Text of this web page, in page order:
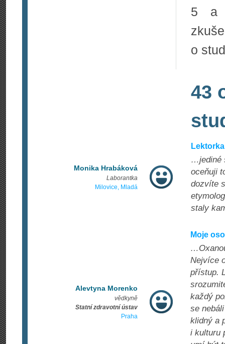
5 a
o
43
Monika Hrabáková
Laborantka
Milovice, Mladá
…jediné
oceňuji
dozvíte
staly
Alevtyna Morenko
vědkyně
Statní zdravotní ústav
Praha
Moje
Nejvíce
přístup.
každý
se
klidný a
i kulturu